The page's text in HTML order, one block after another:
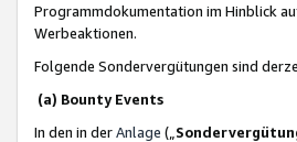
Programmdokumentation im Hinblick
Werbeaktionen.
Folgende Sondervergütungen sind
(a) Bounty Events
In den in derAnlage („